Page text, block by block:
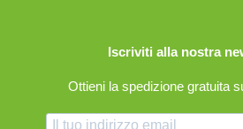
Iscriviti alla nostra
Ottieni la spedizione gratuita